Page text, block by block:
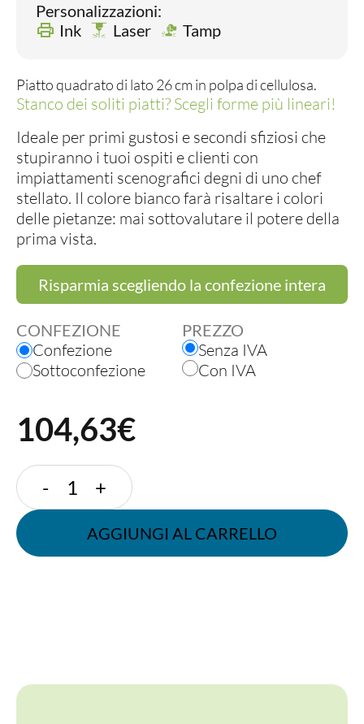
Personalizzazioni:
Ink
Laser Tamp
Piatto quadrato di lato 26 cm in polpa di cellulosa.
Stanco dei soliti piatti? Scegli forme più lineari!
Ideale per primi gustosi e secondi sfiziosi che
stupiranno i tuoi ospiti e clienti con
impiattamenti scenografici degni di uno chef
stellato. Il colore bianco farà risaltare i colori
delle pietanze: mai sottovalutare il potere della
prima vista.
Risparmia scegliendo la confezione intera
CONFEZIONE PREZZO
Confezione
Sottoconfezione
Senza IVA
Con IVA
104,63€
-
PIATTO
QUADRATO
26x26
quantità
+
AGGIUNGI AL CARRELLO